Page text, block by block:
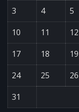
3
4 5
10
11 12
17
18 19
24
25 26
31